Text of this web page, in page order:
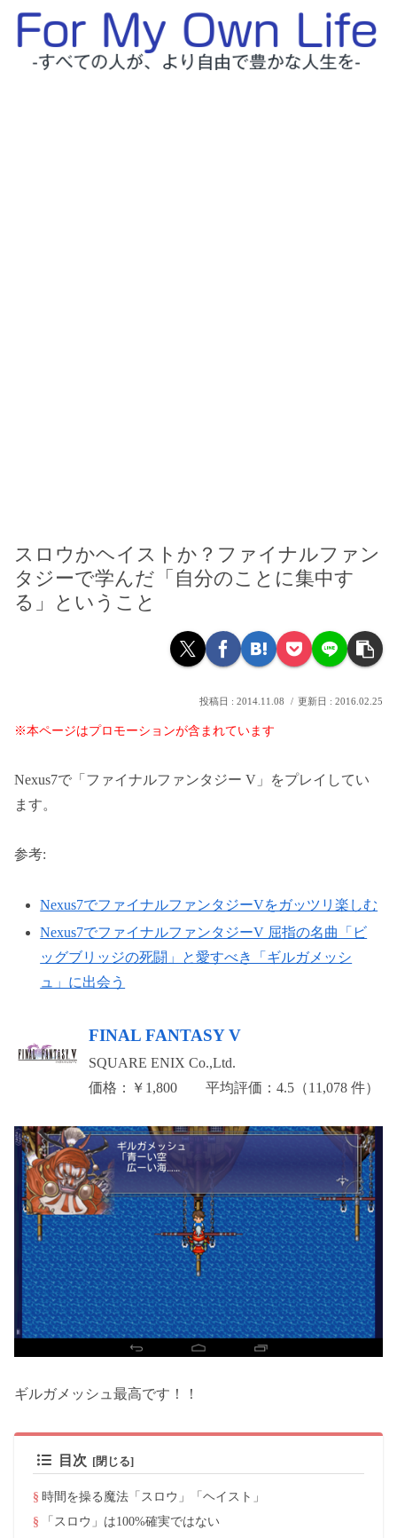
スロウかヘイストか？ファイナルファン
タジーで学んだ「自分のことに集中す
る」ということ
2014.11.08 2016.02.25
※本ページはプロモーションが含まれています
Nexus7で「ファイナルファンタジー V」をプレイしてい
ます。
参考:
Nexus7でファイナルファンタジーVをガッツリ楽しむ
Nexus7でファイナルファンタジーV 屈指の名曲「ビ
ッグブリッジの死闘」と愛すべき「ギルガメッシ
ュ」に出会う
FINAL FANTASY V
SQUARE ENIX Co.,Ltd.
価格：￥1,800 平均評価：4.5（11,078 件）
ギルガメッシュ最高です！！
目次
時間を操る魔法「スロウ」「ヘイスト」
「スロウ」は100%確実ではない